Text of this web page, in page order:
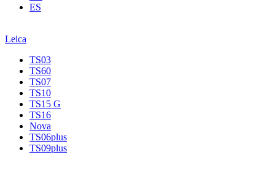
ES
Leica
TS03
TS60
TS07
TS10
TS15 G
TS16
Nova
TS06plus
TS09plus